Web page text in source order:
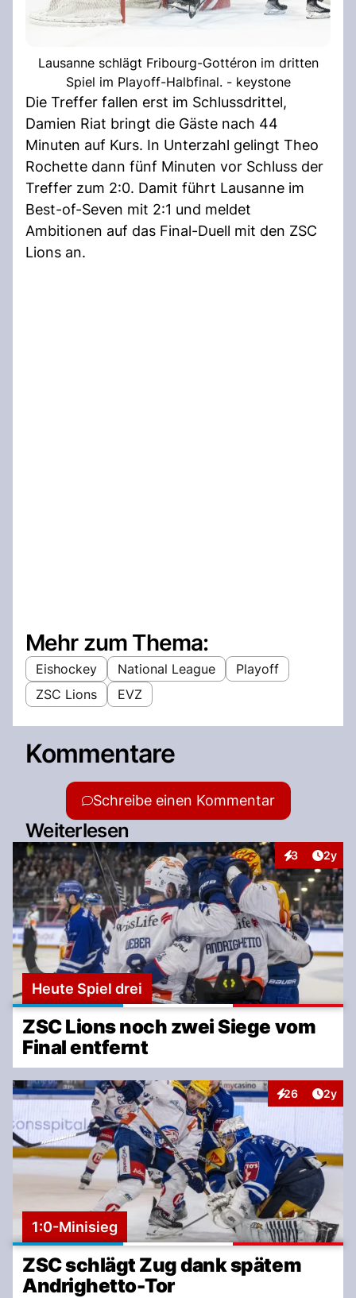
Lausanne schlägt Fribourg-Gottéron im dritten
Spiel im Playoff-Halbfinal. - keystone
Die Treffer fallen erst im Schlussdrittel,
Damien Riat bringt die Gäste nach 44
Minuten auf Kurs. In Unterzahl gelingt Theo
Rochette dann fünf Minuten vor Schluss der
Treffer zum 2:0. Damit führt Lausanne im
Best-of-Seven mit 2:1 und meldet
Ambitionen auf das Final-Duell mit den ZSC
Lions an.
Mehr zum Thema:
Eishockey National League
Playoff
ZSC Lions
EVZ
Kommentare
Schreibe einen Kommentar
Weiterlesen
3
Interaktionen
2y
Heute Spiel drei
ZSC Lions noch zwei Siege vom
Final entfernt
26
Interaktionen
2y
1:0-Minisieg
ZSC schlägt Zug dank spätem
Andrighetto-Tor